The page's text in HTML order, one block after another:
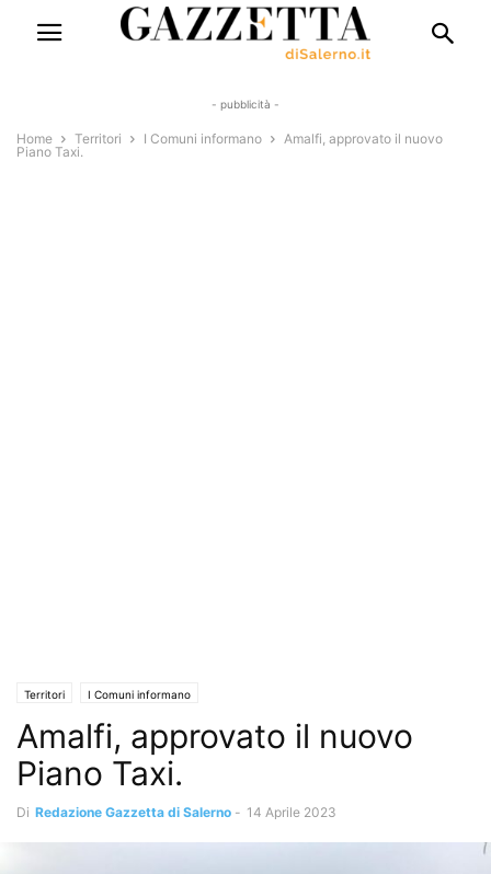
- pubblicità -
Home Territori I Comuni informano
Amalfi, approvato il nuovo
Piano Taxi.
Territori I Comuni informano
Amalfi, approvato il nuovo
Piano Taxi.
Di Redazione Gazzetta di Salerno - 14 Aprile 2023